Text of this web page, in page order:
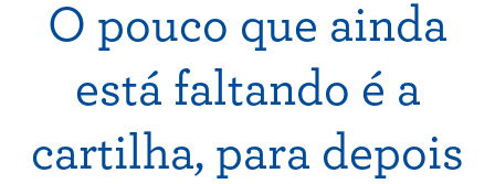
O pouco que ainda
está faltando é a
cartilha, para depois